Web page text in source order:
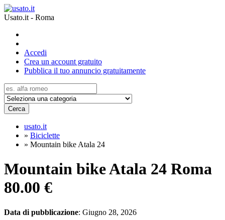
Usato.it - Roma
Accedi
Crea un account gratuito
Pubblica il tuo annuncio gratuitamente
Cerca
usato.it
» Biciclette
» Mountain bike Atala 24
Mountain bike Atala 24 Roma
80.00 €
Data di pubblicazione: Giugno 28, 2026